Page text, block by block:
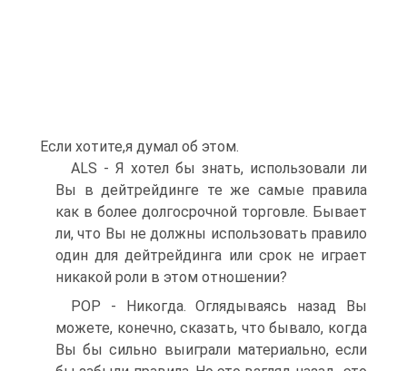
Если хотите,я думал об этом.
ALS - Я хотел бы знать, использовали ли
Вы в дейтрейдинге те же самые правила
как в более долгосрочной торговле. Бывает
ли, что Вы не должны использовать правило
один для дейтрейдинга или срок не играет
никакой роли в этом отношении?
POP - Никогда. Оглядываясь назад Вы
можете, конечно, сказать, что бывало, когда
Вы бы сильно выиграли материально, если